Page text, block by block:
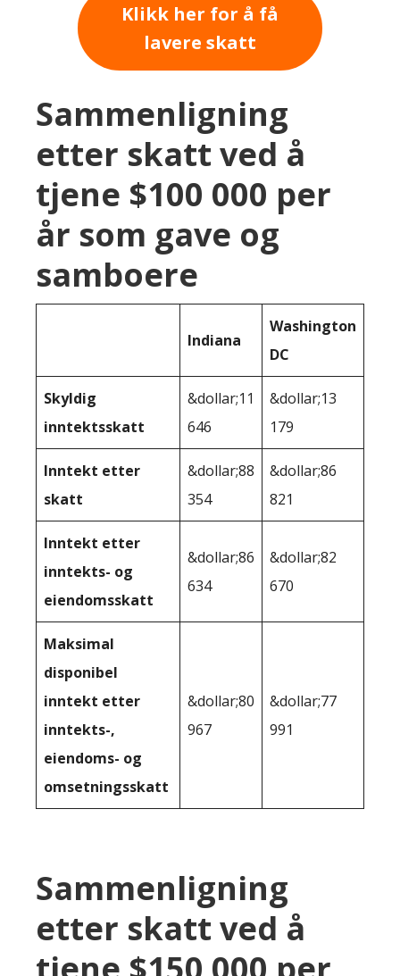
Klikk her for å få
lavere skatt
Sammenligning
etter skatt ved å
tjene $100 000 per
år som gave og
samboere
Indiana
Washington
DC
Skyldig
inntektsskatt
&dollar;11
646
&dollar;13
179
Inntekt etter
skatt
&dollar;88
354
&dollar;86
821
Inntekt etter
inntekts- og
eiendomsskatt
&dollar;86
634
&dollar;82
670
Maksimal
disponibel
inntekt etter
inntekts-,
eiendoms- og
omsetningsskatt
&dollar;80
967
&dollar;77
991
Sammenligning
etter skatt ved å